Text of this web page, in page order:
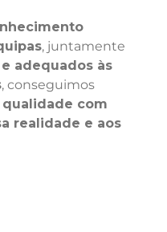
, juntamente
adequados às
, conseguimos
com
realidade e aos